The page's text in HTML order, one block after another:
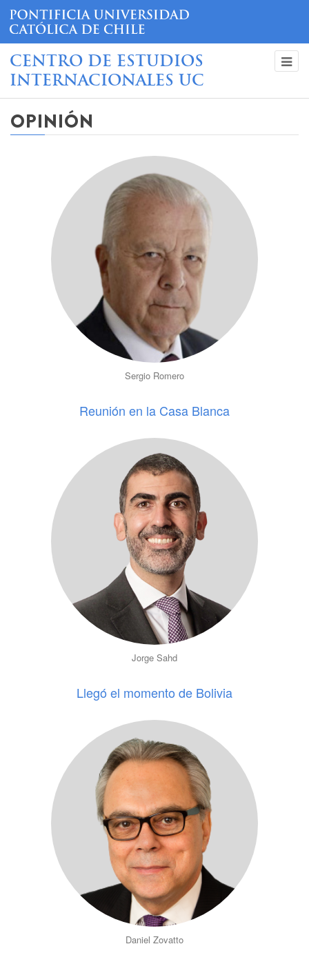
CENTRO DE ESTUDIOS
INTERNACIONALES UC
OPINIÓN
Sergio Romero
Reunión en la Casa Blanca
Jorge Sahd
Llegó el momento de Bolivia
Daniel Zovatto